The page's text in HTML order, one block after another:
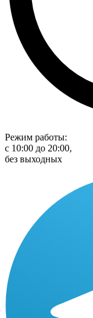
Режим работы:
с 10:00 до 20:00,
без выходных